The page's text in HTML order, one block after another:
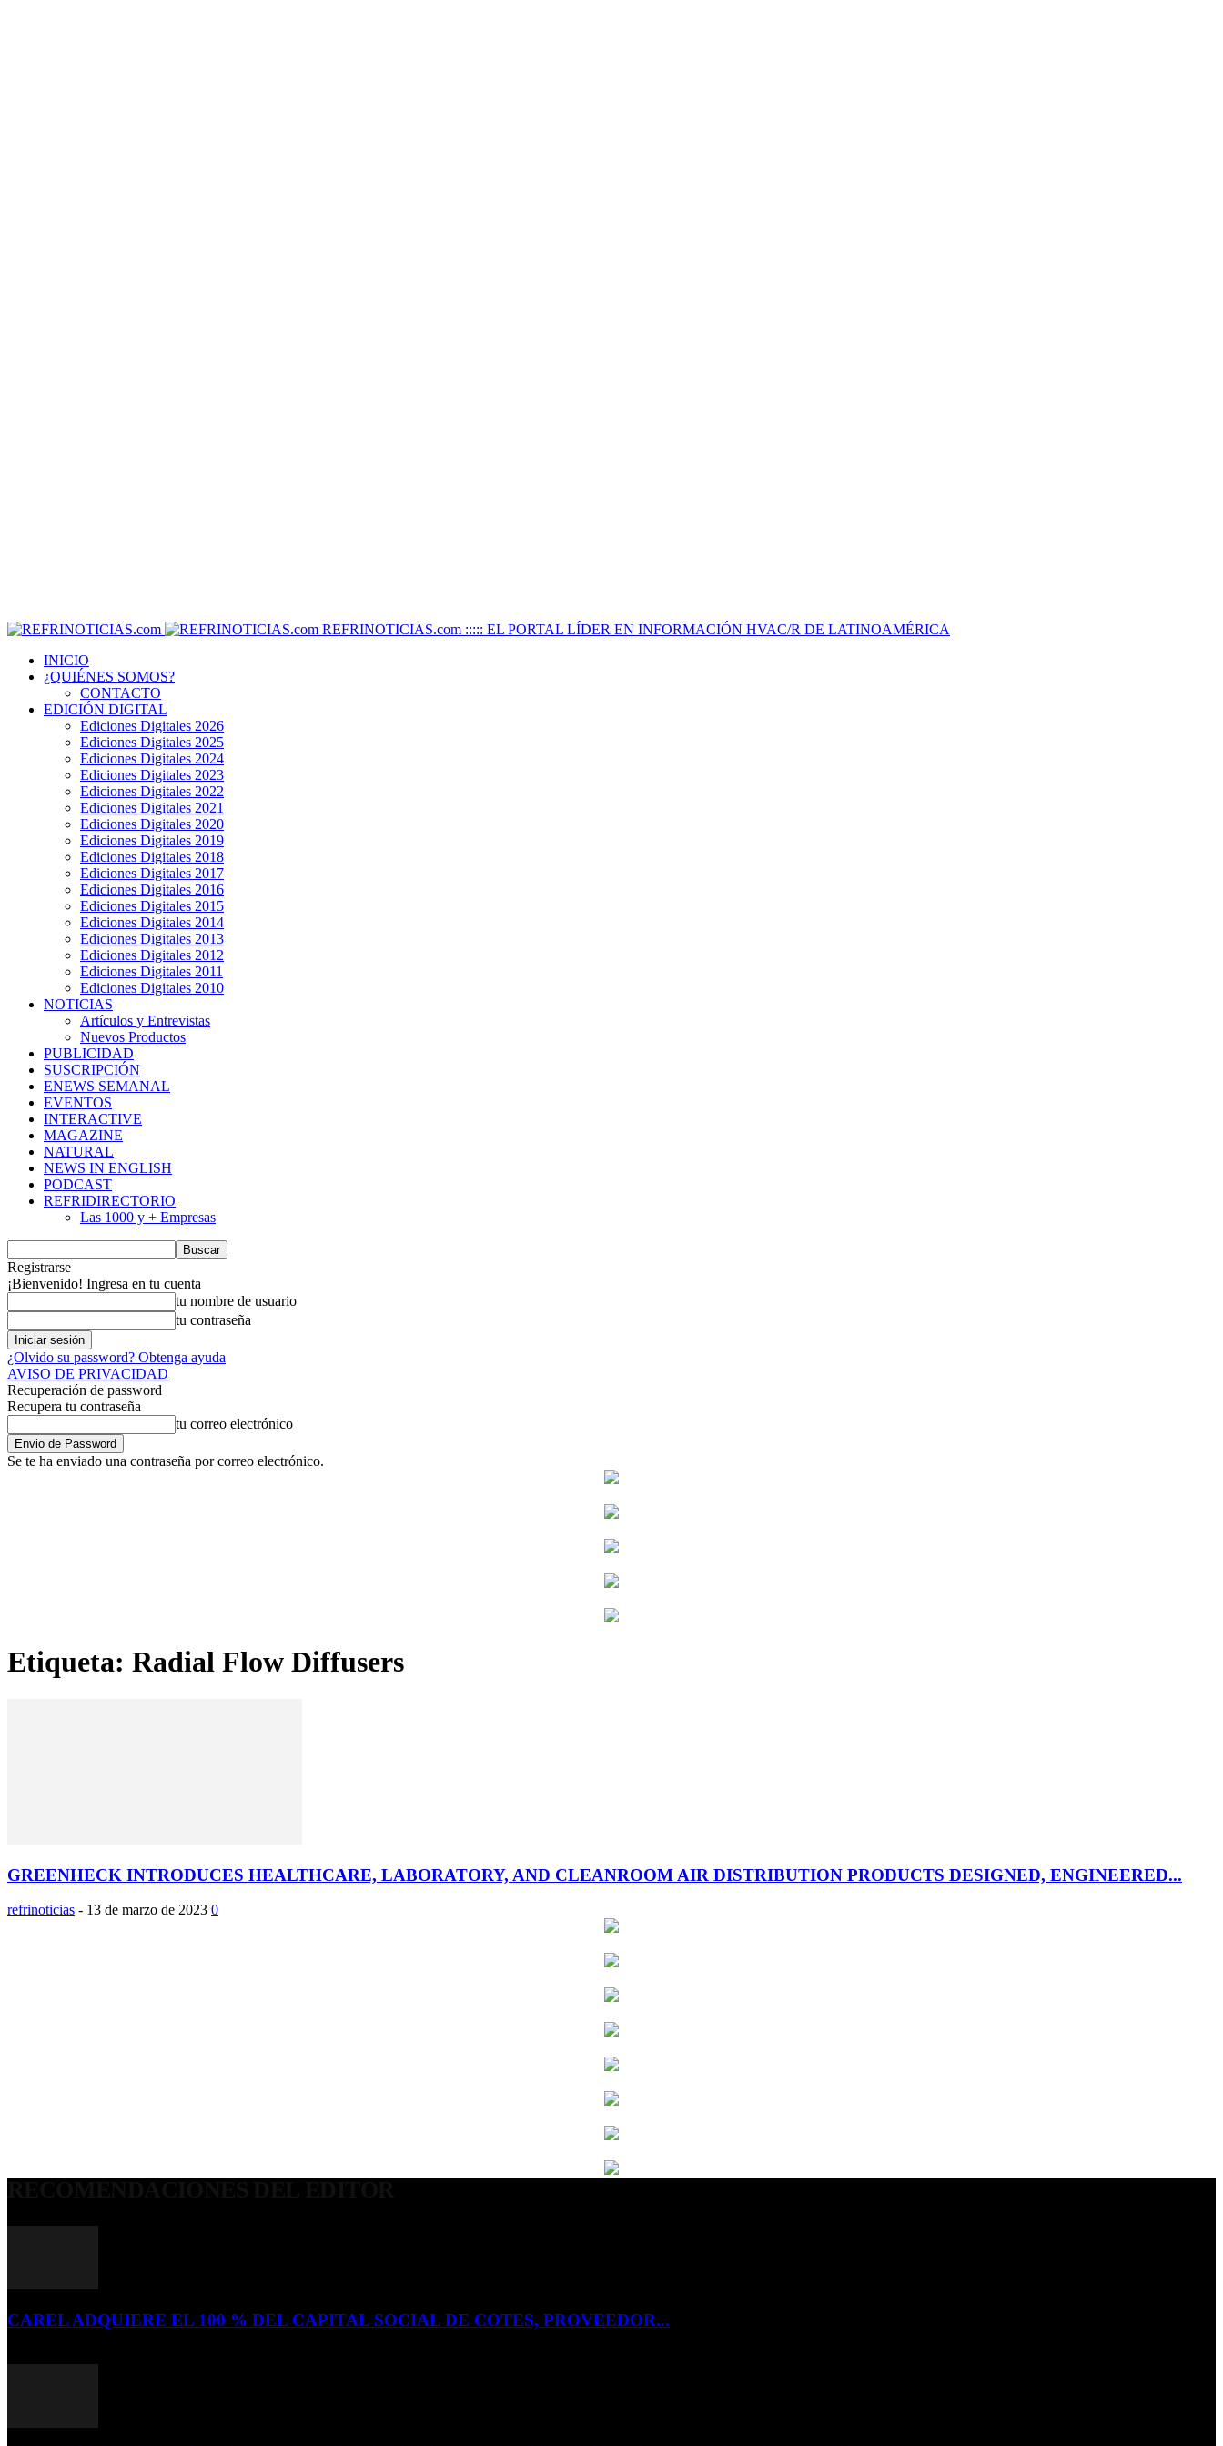
REFRINOTICIAS.com ::::: EL PORTAL LÍDER EN INFORMACIÓN HVAC/R DE LATINOAMÉRICA
INICIO
¿QUIÉNES SOMOS?
CONTACTO
EDICIÓN DIGITAL
Ediciones Digitales 2026
Ediciones Digitales 2025
Ediciones Digitales 2024
Ediciones Digitales 2023
Ediciones Digitales 2022
Ediciones Digitales 2021
Ediciones Digitales 2020
Ediciones Digitales 2019
Ediciones Digitales 2018
Ediciones Digitales 2017
Ediciones Digitales 2016
Ediciones Digitales 2015
Ediciones Digitales 2014
Ediciones Digitales 2013
Ediciones Digitales 2012
Ediciones Digitales 2011
Ediciones Digitales 2010
NOTICIAS
Artículos y Entrevistas
Nuevos Productos
PUBLICIDAD
SUSCRIPCIÓN
ENEWS SEMANAL
EVENTOS
INTERACTIVE
MAGAZINE
NATURAL
NEWS IN ENGLISH
PODCAST
REFRIDIRECTORIO
Las 1000 y + Empresas
Registrarse
¡Bienvenido! Ingresa en tu cuenta
tu nombre de usuario
tu contraseña
¿Olvido su password? Obtenga ayuda
AVISO DE PRIVACIDAD
Recuperación de password
Recupera tu contraseña
tu correo electrónico
Se te ha enviado una contraseña por correo electrónico.
Etiqueta: Radial Flow Diffusers
GREENHECK INTRODUCES HEALTHCARE, LABORATORY, AND CLEANROOM AIR DISTRIBUTION PRODUCTS DESIGNED, ENGINEERED...
refrinoticias - 13 de marzo de 2023 0
CAREL ADQUIERE EL 100 % DEL CAPITAL SOCIAL DE COTES, PROVEEDOR...